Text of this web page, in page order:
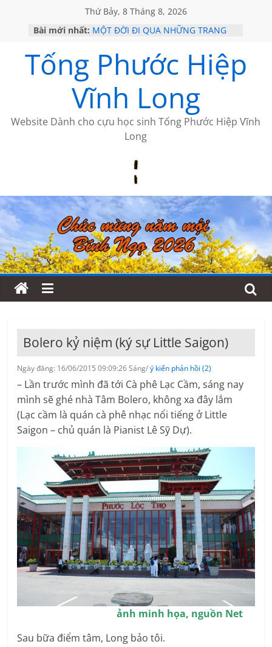
Thứ Bảy, 8 Tháng 8, 2026
Bài mới nhất: MỘT ĐỜI ĐI QUA NHỮNG TRANG
KHÔNG ĐỀ 19 CỦA THÁI LÃO
CHÙM THƠ CỦA BÍCH HÀ
GIÃ TỪ ĐÀ LẠT của ANTH ĐOÀN
HỌC SỬ HỒI XƯA
Tống Phước Hiệp
Vĩnh Long
Website Dành cho cựu học sinh Tống Phước Hiệp Vĩnh
Long
Bolero kỷ niệm (ký sự Little Saigon)
Ngày đăng: 16/06/2015 09:09:26 Sáng/ý kiến phản hồi (2)
– Lần trước mình đã tới Cà phê Lạc Cầm, sáng nay
mình sẽ ghé nhà Tâm Bolero, không xa đây lắm
(Lạc cầm là quán cà phê nhạc nổi tiếng ở Little
Saigon – chủ quán là Pianist Lê Sỹ Dự).
ảnh minh họa, nguồn Net
Sau bữa điểm tâm, Long bảo tôi.